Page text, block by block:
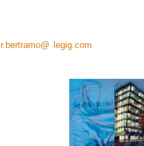
r.bertramo@ legig.com